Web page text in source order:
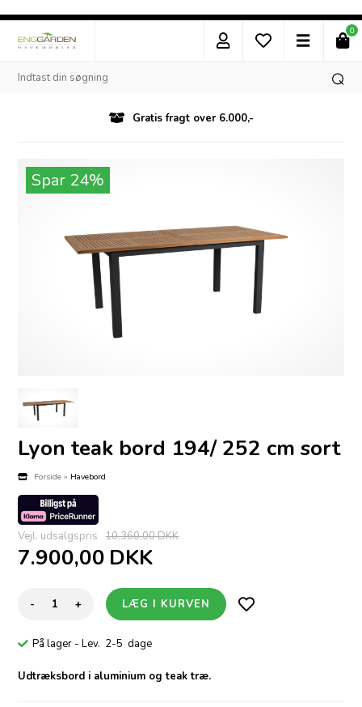
0
Gratis fragt over 6.000,-
Spar 24%
Lyon teak bord 194/ 252 cm sort
Forside » Havebord
Vejl. udsalgspris 10.360,00 DKK
7.900,00 DKK
- +
På lager - Lev. 2-5 dage
Udtræksbord i aluminium og teak træ.